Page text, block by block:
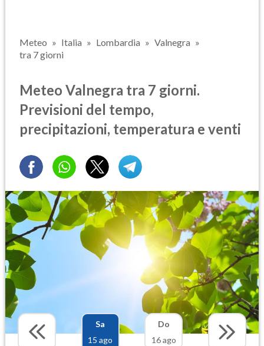
Meteo Italia Lombardia
Valnegra
tra 7 giorni
Meteo Valnegra tra 7 giorni.
Previsioni del tempo,
precipitazioni, temperatura e venti
Sa
15 ago
Do
16 ago